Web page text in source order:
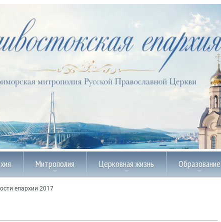
Митрополия Церковная жизнь Образование
епархии 2017